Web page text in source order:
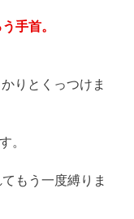
手首。
りとくっつけま
。
もう一度縛りま